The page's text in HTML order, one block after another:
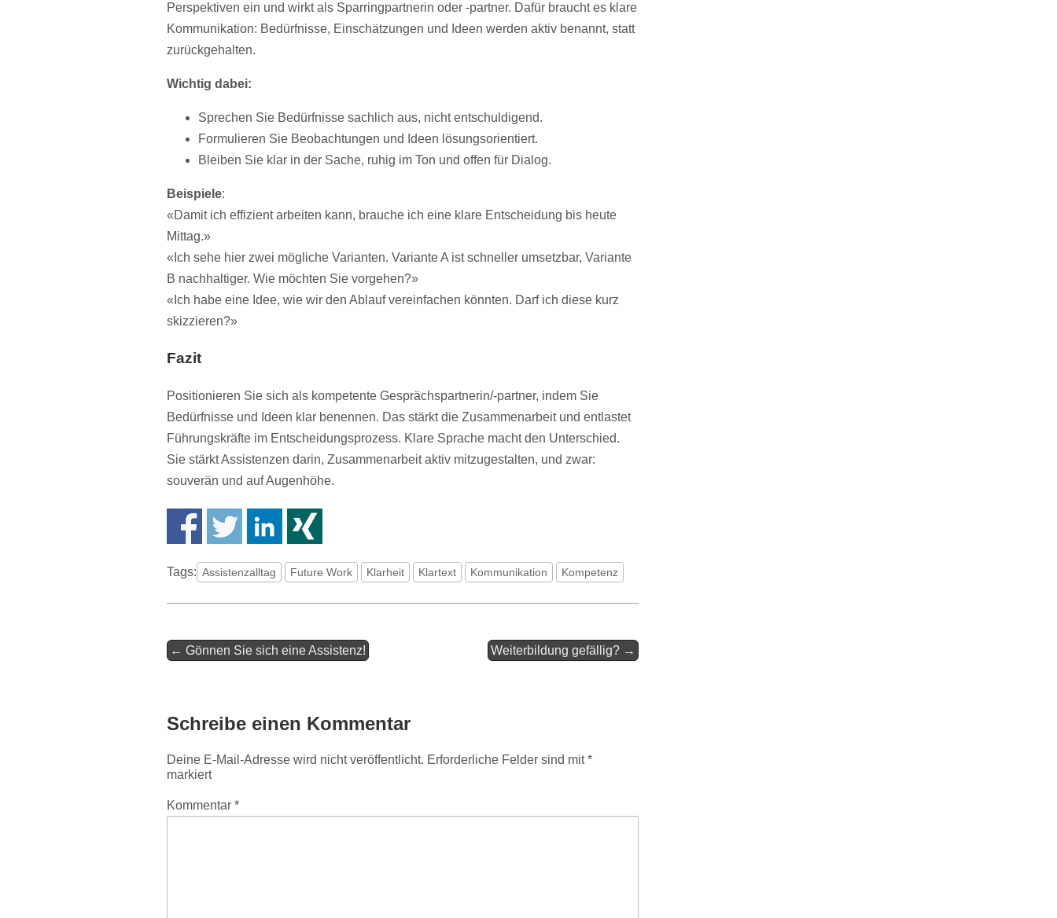
Perspektiven ein und wirkt als Sparringpartnerin oder -partner. Dafür braucht es klare
Kommunikation: Bedürfnisse, Einschätzungen und Ideen werden aktiv benannt, statt
zurückgehalten.
Wichtig dabei:
Sprechen Sie Bedürfnisse sachlich aus, nicht entschuldigend.
Formulieren Sie Beobachtungen und Ideen lösungsorientiert.
Bleiben Sie klar in der Sache, ruhig im Ton und offen für Dialog.
Beispiele:
«Damit ich effizient arbeiten kann, brauche ich eine klare Entscheidung bis heute
Mittag.»
«Ich sehe hier zwei mögliche Varianten. Variante A ist schneller umsetzbar, Variante
B nachhaltiger. Wie möchten Sie vorgehen?»
«Ich habe eine Idee, wie wir den Ablauf vereinfachen könnten. Darf ich diese kurz
skizzieren?»
Fazit
Positionieren Sie sich als kompetente Gesprächspartnerin/-partner, indem Sie
Bedürfnisse und Ideen klar benennen. Das stärkt die Zusammenarbeit und entlastet
Führungskräfte im Entscheidungsprozess. Klare Sprache macht den Unterschied.
Sie stärkt Assistenzen darin, Zusammenarbeit aktiv mitzugestalten, und zwar:
souverän und auf Augenhöhe.
Tags: Assistenzalltag Future Work Klarheit Klartext Kommunikation Kompetenz
Post navigation
← Gönnen Sie sich eine Assistenz! Weiterbildung gefällig? →
Schreibe einen Kommentar
Deine E-Mail-Adresse wird nicht veröffentlicht. Erforderliche Felder sind mit*
markiert
Kommentar *